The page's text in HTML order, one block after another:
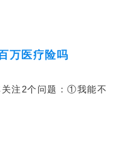
万医疗险吗
注2个问题：①我能不